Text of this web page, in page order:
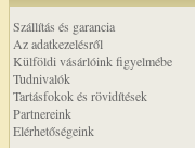
Szállítás és garancia
Az adatkezelésről
Külföldi vásárlóink figyelmébe
Tudnivalók
Tartásfokok és rövidítések
Partnereink
Elérhetőségeink